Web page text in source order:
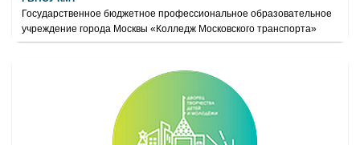
Государственное бюджетное профессиональное образовательное
учреждение города Москвы «Колледж Московского транспорта»